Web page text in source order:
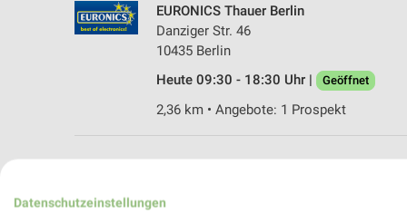
EURONICS Thauer Berlin
Danziger Str. 46
10435 Berlin
Heute 09:30 - 18:30 Uhr |
Geöffnet
2,36 km • Angebote: 1 Prospekt
Datenschutzeinstellungen